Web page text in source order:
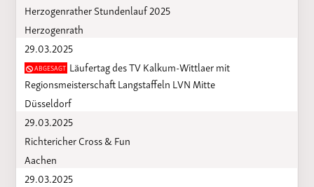
Herzogenrather Stundenlauf 2025
Herzogenrath
29.03.2025
ABGESAGTLäufertag des TV Kalkum-Wittlaer mit
Regionsmeisterschaft Langstaffeln LVN Mitte
Düsseldorf
29.03.2025
Richtericher Cross & Fun
Aachen
29.03.2025